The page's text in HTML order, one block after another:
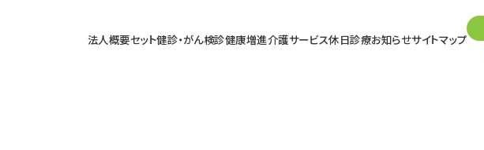
法人概要セット健診・がん検診健康増進介護サービス休日診療お知らせサイトマップ